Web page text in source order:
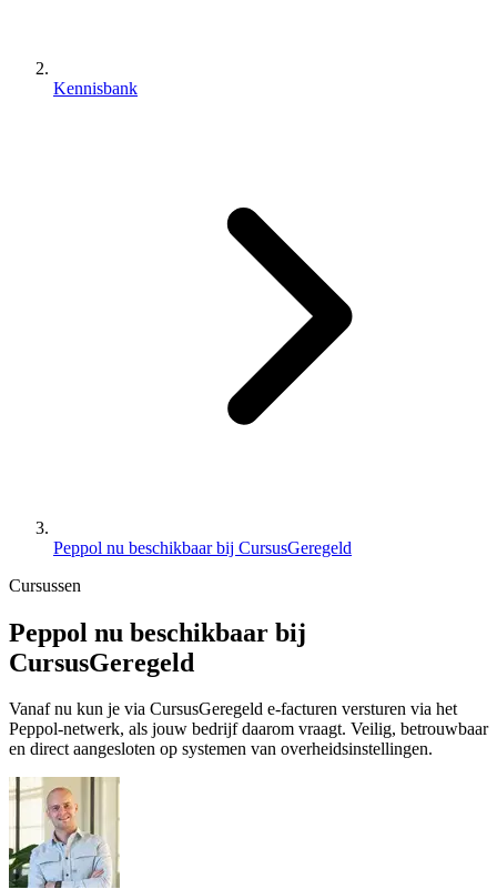
Kennisbank
Peppol nu beschikbaar bij CursusGeregeld
Cursussen
Peppol nu beschikbaar bij
CursusGeregeld
Vanaf nu kun je via CursusGeregeld e-facturen versturen via het
Peppol-netwerk, als jouw bedrijf daarom vraagt. Veilig, betrouwbaar
en direct aangesloten op systemen van overheidsinstellingen.